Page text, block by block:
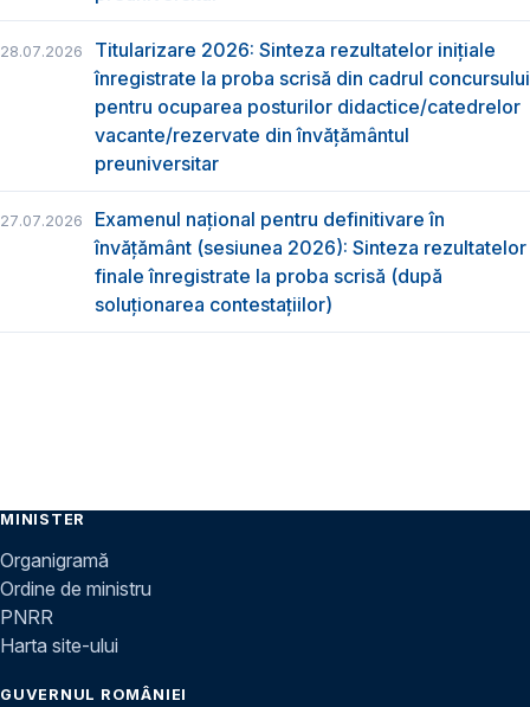
28.07.2026
Titularizare 2026: Sinteza rezultatelor inițiale
înregistrate la proba scrisă din cadrul concursului
pentru ocuparea posturilor didactice/catedrelor
vacante/rezervate din învăţământul
preuniversitar
27.07.2026
Examenul național pentru definitivare în
învățământ (sesiunea 2026): Sinteza rezultatelor
finale înregistrate la proba scrisă (după
soluționarea contestațiilor)
MINISTER
Organigramă
Ordine de ministru
PNRR
Harta site-ului
GUVERNUL ROMÂNIEI